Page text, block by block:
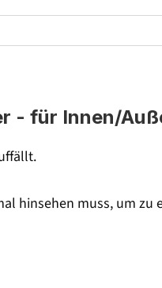
- für Innen/
hinsehen muss, um zu